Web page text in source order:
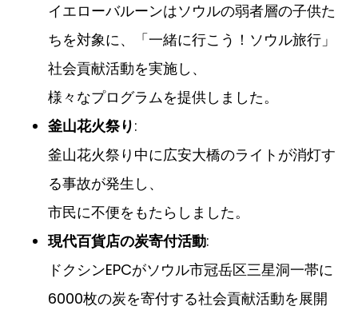
イエローバルーンはソウルの弱者層の子供た
ちを対象に、「一緒に行こう！ソウル旅行」
社会貢献活動を実施し、
様々なプログラムを提供しました。
釜山花火祭り:
釜山花火祭り中に広安大橋のライトが消灯す
る事故が発生し、
市民に不便をもたらしました。
現代百貨店の炭寄付活動:
ドクシンEPCがソウル市冠岳区三星洞一帯に
6000枚の炭を寄付する社会貢献活動を展開